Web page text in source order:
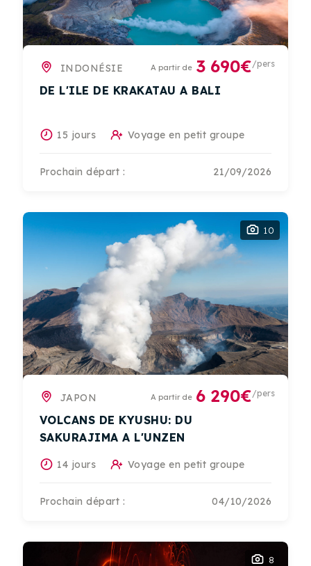
INDONÉSIE A partir de 3 690€/pers
DE L'ILE DE KRAKATAU A BALI
15 jours Voyage en petit groupe
Prochain départ : 21/09/2026
10
JAPON A partir de 6 290€/pers
VOLCANS DE KYUSHU: DU
SAKURAJIMA A L'UNZEN
14 jours Voyage en petit groupe
Prochain départ : 04/10/2026
8